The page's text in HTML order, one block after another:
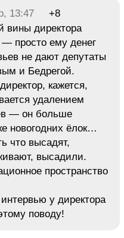
13:47
+8
вины директора
— просто ему денег
не дают депутаты
и Бедрегой.
кажется,
удалением
— он больше
новогодних ёлок…
что высадят,
высадили.
пространство
у директора
поводу!